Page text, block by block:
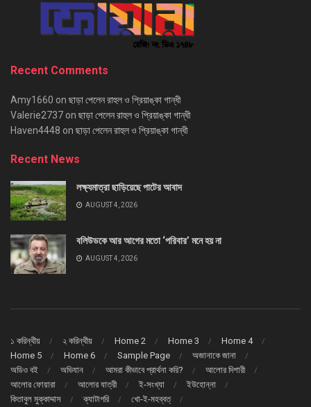
Recent Comments
Amy1660 on ছাড়া পেলেন রাহুল ও প্রিয়াঙ্কা গান্ধী
Valerie2737 on ছাড়া পেলেন রাহুল ও প্রিয়াঙ্কা গান্ধী
Haven4448 on ছাড়া পেলেন রাহুল ও প্রিয়াঙ্কা গান্ধী
Recent News
লক্ষ্যমাত্রা ছাড়িয়েছে পাটের আবাদ
AUGUST 4, 2026
বলিউডকে আর আগের মতো ‘পরিবার’ মনে হয় না
AUGUST 4, 2026
১ করিন্থীয় ২ করিন্থীয় Home 2 Home 3
Home 4
Home 5
Home 6 Sample Page
অজানাকে জানা
অডিও বই
অভিযান আমরা কীভাবে প্রার্থনা করি?
আলোর দিশারী
আলোর ফোয়ারা
আলোর যাত্রী ই-সংখ্যা
ইউহোন্না
কিতাবুল মুক্কাদ্দাস
ক্যাটাগরি খো-ই-মহব্বত্